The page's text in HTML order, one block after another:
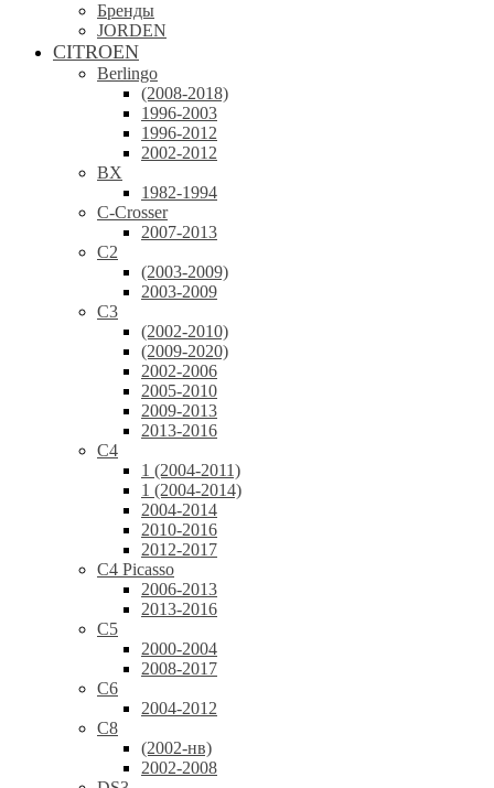
Бренды
JORDEN
CITROEN
Berlingo
(2008-2018)
1996-2003
1996-2012
2002-2012
BX
1982-1994
C-Crosser
2007-2013
C2
(2003-2009)
2003-2009
C3
(2002-2010)
(2009-2020)
2002-2006
2005-2010
2009-2013
2013-2016
C4
1 (2004-2011)
1 (2004-2014)
2004-2014
2010-2016
2012-2017
C4 Picasso
2006-2013
2013-2016
C5
2000-2004
2008-2017
C6
2004-2012
C8
(2002-нв)
2002-2008